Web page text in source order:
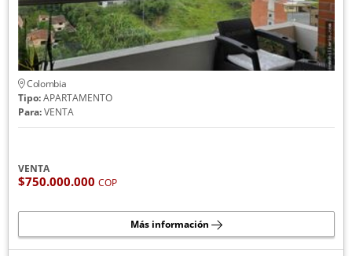
Colombia
Tipo:APARTAMENTO
Para:VENTA
VENTA
$750.000.000 COP
Más información